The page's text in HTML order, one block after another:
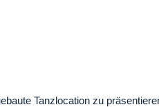
Tanzlocation zu